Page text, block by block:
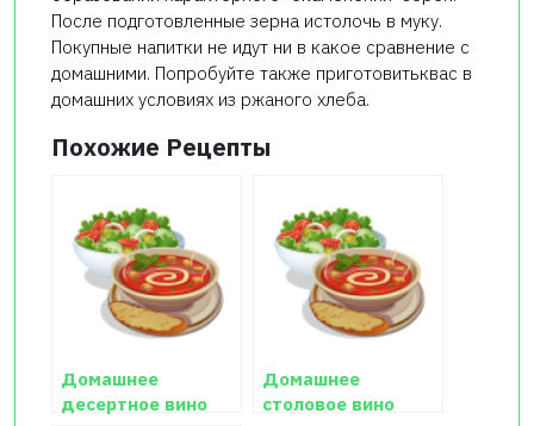
После подготовленные зерна истолочь в муку.
Покупные напитки не идут ни в какое сравнение с
домашними. Попробуйте также приготовитьквас в
домашних условиях из ржаного хлеба.
Похожие Рецепты
Домашнее
десертное вино
Домашнее
столовое вино